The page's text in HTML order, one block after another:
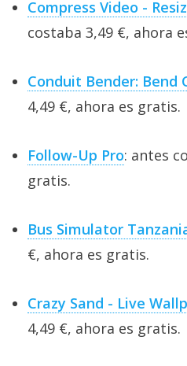
Compress Video -
costaba 3,49 €, ahora
Conduit Bender: Bend
4,49 €, ahora es gratis.
Follow-Up Pro: antes
gratis.
Bus Simulator
€, ahora es gratis.
Crazy Sand - Live
4,49 €, ahora es gratis.